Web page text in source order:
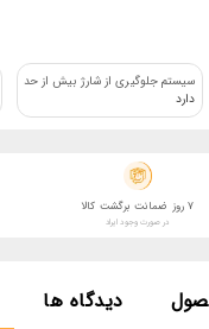
سیستم جلوگیری از شارژ بیش از حد
دارد
7 روز ضمانت برگشت کالا
در صورت وجود ایراد
دیدگاه ها